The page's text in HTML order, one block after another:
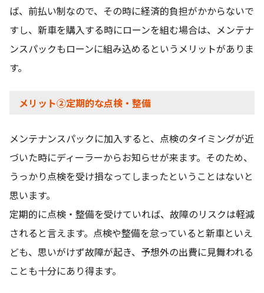
ば、前払い制なので、その時に経済的負担がかからないで
すし、新車を購入する時にローンを組む場合は、メンテナ
ンスパックもローンに組み込めるというメリットがありま
す。
メリット②定期的な点検・整備
メンテナンスパックに加入すると、点検のタイミングが近
づいた時にディーラーからお知らせが来ます。そのため、
うっかり点検を受け損なってしまったということはないと
思います。
定期的に点検・整備を受けていれば、故障のリスクは軽減
されると言えます。点検や整備を怠っていると新車といえ
ども、思いがけず故障が起き、予想外の出費に見舞われる
ことも十分にあり得ます。